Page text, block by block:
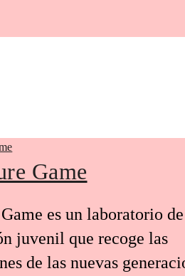
Game
es un laboratorio de
juvenil que recoge las
de las nuevas